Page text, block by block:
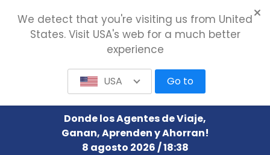
Donde los Agentes de Viaje,
Ganan, Aprenden y Ahorran!
8 agosto 2026 / 18:38
We detect that you're visiting us from United
States. Visit USA's web for a much better
experience
USA Go to